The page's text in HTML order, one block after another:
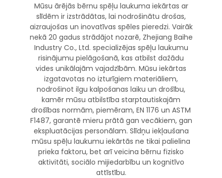
Mūsu ārējās bērnu spēļu laukuma iekārtas ar
slīdēm ir izstrādātas, lai nodrošinātu drošas,
aizraujošas un inovatīvas spēles pieredzi. Vairāk
nekā 20 gadus strādājot nozarē, Zhejiang Baihe
Industry Co., Ltd. specializējas spēļu laukumu
risinājumu pielāgošanā, kas atbilst dažādu
vides unikālajām vajadzībām. Mūsu iekārtas
izgatavotas no izturīgiem materiāliem,
nodrošinot ilgu kalpošanas laiku un drošību,
kamēr mūsu atbilstība starptautiskajām
drošības normām, piemēram, EN 1176 un ASTM
F1487, garantē mieru prātā gan vecākiem, gan
ekspluatācijas personālam. Slīdņu iekļaušana
mūsu spēļu laukumu iekārtās ne tikai palielina
prieka faktoru, bet arī veicina bērnu fizisko
aktivitāti, sociālo mijiedarbību un kognitīvo
attīstību.